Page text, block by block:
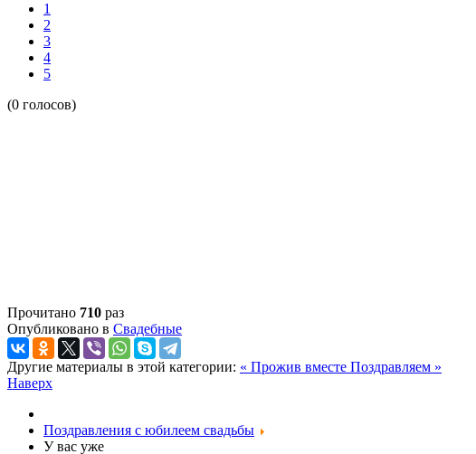
1
2
3
4
5
(0 голосов)
Прочитано 710 раз
Опубликовано в Свадебные
Другие материалы в этой категории: « Прожив вместе Поздравляем »
Наверх
Поздравления с юбилеем свадьбы
У вас уже